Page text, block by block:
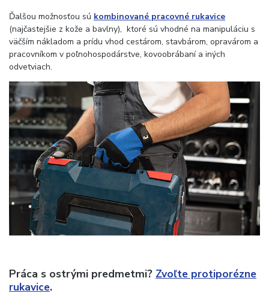
Ďalšou možnosťou sú kombinované pracovné rukavice
(najčastejšie z kože a bavlny), ktoré sú vhodné na manipuláciu s
väčším nákladom a prídu vhod cestárom, stavbárom, opravárom a
pracovníkom v poľnohospodárstve, kovoobrábaní a iných
odvetviach.
Práca s ostrými predmetmi? Zvoľte protiporézne
rukavice.